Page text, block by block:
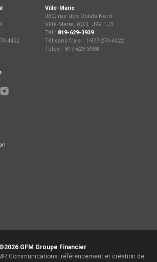
4422
Ville-Marie
26C, rue des Oblats Nord
Ville-Marie, (QC) J9V 1J3
Tél : 819-629-3939
Tél sans frais : 1-877-274-4422
Télec : 819-629-3938
©2026 GFM Groupe Financier
Communications: référencement et création de